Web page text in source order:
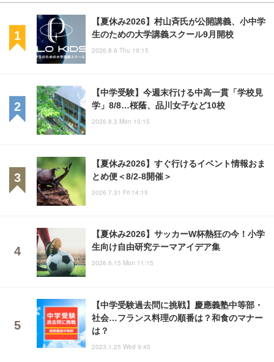
【夏休み2026】村山斉氏が公開講義、小中学
生のための大学講義スクール9月開校
2026.8.6 Thu 19:15
【中学受験】今週末行ける中高一貫「学校見
学」8/8…桜蔭、品川女子など10校
2026.8.3 Mon 10:15
【夏休み2026】すぐ行けるイベント情報おま
とめ便＜8/2-8開催＞
2026.7.31 Fri 14:15
【夏休み2026】サッカーW杯熱狂の今！小学
生向け自由研究テーマアイデア集
2026.6.15 Mon 11:15
【中学受験過去問に挑戦】慶應義塾中等部・
社会…フランス料理の順番は？和食のマナー
は？
2023.1.25 Wed 9:45